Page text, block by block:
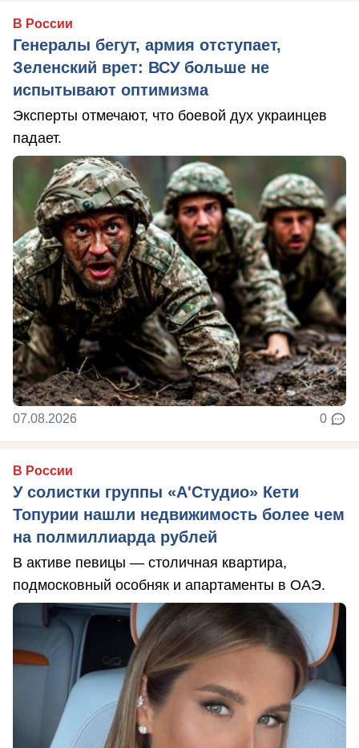
В России
Генералы бегут, армия отступает,
Зеленский врет: ВСУ больше не
испытывают оптимизма
Эксперты отмечают, что боевой дух украинцев
падает.
07.08.2026 0
В России
У солистки группы «А'Студио» Кети
Топурии нашли недвижимость более чем
на полмиллиарда рублей
В активе певицы — столичная квартира,
подмосковный особняк и апартаменты в ОАЭ.